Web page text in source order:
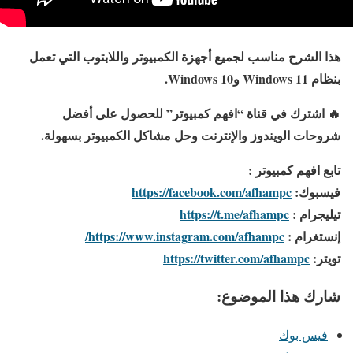
هذا الشرح مناسب لجميع أجهزة الكمبيوتر واللابتوب التي تعمل
بنظام Windows 11 وWindows 10.
🔥 اشترك في قناة “افهم كمبيوتر” للحصول على أفضل
شروحات الويندوز والإنترنت وحل مشاكل الكمبيوتر بسهولة.
تابع افهم كمبيوتر :
فيسبوك: https://facebook.com/afhampc
تيليجرام : https://t.me/afhampc
إنستغرام : https://www.instagram.com/afhampc/
تويتر: https://twitter.com/afhampc
شارك هذا الموضوع:
فيس بوك